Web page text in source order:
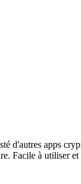
d'autres apps
Facile à utiliser